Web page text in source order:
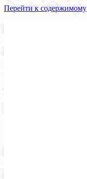
Перейти к содержимому